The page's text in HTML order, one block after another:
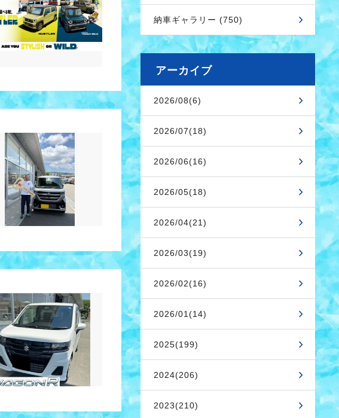
納車ギャラリー (750)
アーカイブ
2026/08(6)
2026/07(18)
2026/06(16)
2026/05(18)
2026/04(21)
2026/03(19)
2026/02(16)
2026/01(14)
2025(199)
2024(206)
2023(210)